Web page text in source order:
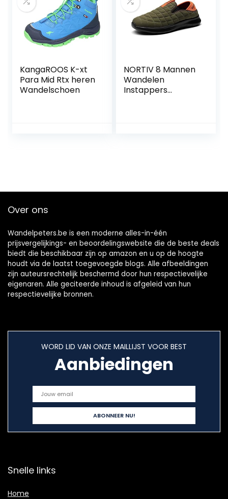
KangaROOS K-xt
Para Mid Rtx heren
Wandelschoen
NORTIV 8 Mannen
Wandelen
Instappers
Over ons
Wandelpeters.be is een moderne alles-in-één
prijsvergelijkings- en beoordelingswebsite die de beste deals
biedt die beschikbaar zijn op amazon en u op de hoogte
houdt via de laatst toegevoegde blogs. Alle afbeeldingen
zijn auteursrechtelijk beschermd door hun respectievelijke
eigenaren. Alle geciteerde inhoud is afgeleid van hun
respectievelijke bronnen.
WORD LID VAN ONZE MAILLIJST VOOR BEST
Aanbiedingen
Snelle links
Home